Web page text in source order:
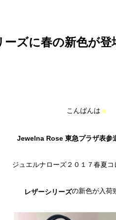
ズに春の新色が登
こんばんは★
Jewelna Rose 東急プラザ表参
ジュエルナローズ２０１７春夏コ
レザーシリーズの新色が入荷